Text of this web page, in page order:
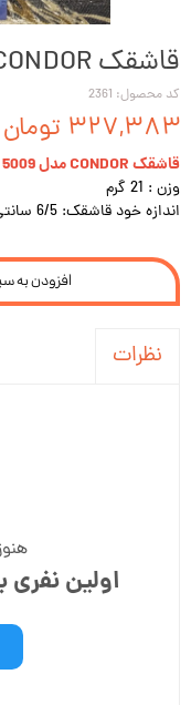
قاشقک CONDOR مدل 5009 وزن : 21 گرم
کد محصول: 2361
۳۲۷,۳۸۳ تومان
قاشقک CONDOR مدل 5009
وزن : 21 گرم
اندازه خود قاشقک: 6/5 سانتی متر
افزودن به
نظرات
اولین